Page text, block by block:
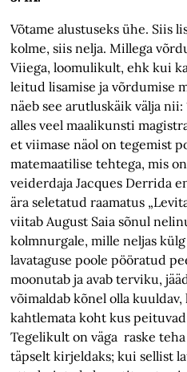
Võtame alustuseks ühe. Siis
kolme, siis nelja. Millega
Viiega, loomulikult, ehk kui
leitud lisamise ja võrdumise
näeb see arutluskäik välja nii:
alles veel maalikunsti
et viimase näol on tegemist
matemaatilise tehtega, mis
veiderdaja Jacques Derrida
ära seletatud raamatus
viitab August Saia sõnul
kolmnurgale, mille neljas
lavataguse poole pööratud
moonutab ja avab terviku,
võimaldab kõnel olla kuuldav,
kahtlemata koht kus
Tegelikult on väga raske
täpselt kirjeldaks; kui sellist